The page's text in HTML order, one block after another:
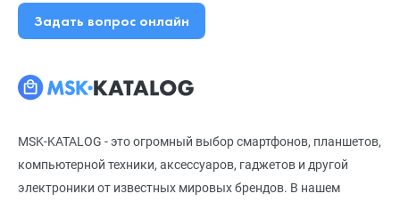
MSK-KATALOG - это огромный выбор смартфонов, планшетов,
компьютерной техники, аксессуаров, гаджетов и другой
электроники от известных мировых брендов. В нашем
Задать вопрос онлайн